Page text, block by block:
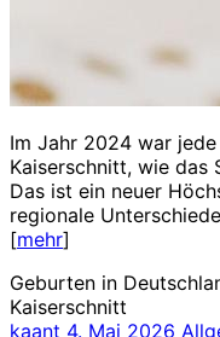
Im Jahr 2024 war
Kaiserschnitt, wie das
Das ist ein neuer
regionale
[mehr]
Geburten in
Kaiserschnitt
kaant 4. Mai 2026